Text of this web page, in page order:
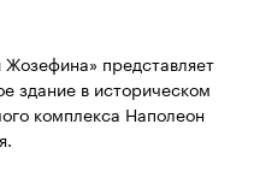
представляет
здание в историческом
комплекса Наполеон